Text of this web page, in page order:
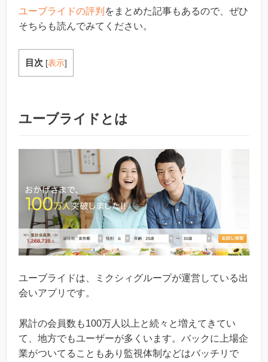
ユーブライドの評判 をまとめた記事もあるので、ぜひ
そちらも読んでみてください。
目次 [表示]
ユーブライドとは
ユーブライドは、ミクシィグループが運営している出
会いアプリです。
累計の会員数も100万人以上と続々と増えてきてい
て、地方でもユーザーが多くいます。バックに上場企
業がついてることもあり監視体制などはバッチリで